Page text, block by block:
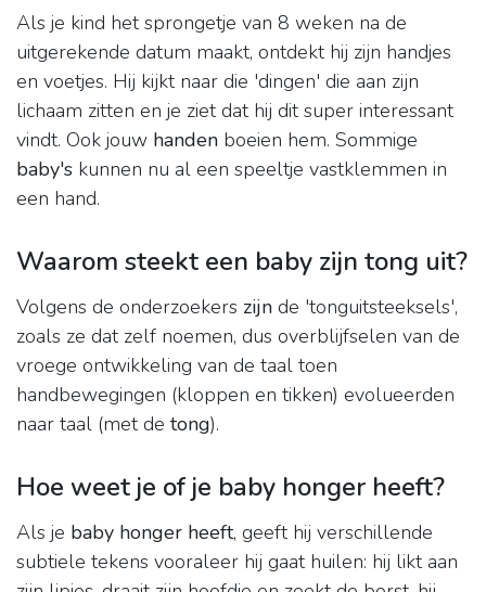
Als je kind het sprongetje van 8 weken na de
uitgerekende datum maakt, ontdekt hij zijn handjes
en voetjes. Hij kijkt naar die 'dingen' die aan zijn
lichaam zitten en je ziet dat hij dit super interessant
vindt. Ook jouw handen boeien hem. Sommige
baby's kunnen nu al een speeltje vastklemmen in
een hand.
Waarom steekt een baby zijn tong uit?
Volgens de onderzoekers zijn de 'tonguitsteeksels',
zoals ze dat zelf noemen, dus overblijfselen van de
vroege ontwikkeling van de taal toen
handbewegingen (kloppen en tikken) evolueerden
naar taal (met de tong).
Hoe weet je of je baby honger heeft?
Als je baby honger heeft, geeft hij verschillende
subtiele tekens vooraleer hij gaat huilen: hij likt aan